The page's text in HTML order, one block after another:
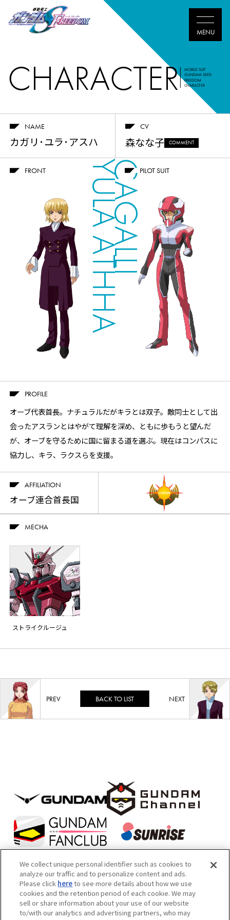
shareshareshare
CHARACTER
MOBILE SUIT
GUNDAM SEED
FREEDOM
CHARACTER
NAME
カガリ･ユラ･アスハ
CV
森なな子 COMMENT
FRONT PILOT SUIT
CAGALLI
YULA ATHHA
PROFILE
オーブ代表首長。ナチュラルだがキラとは双子。敵同士として出
会ったアスランとはやがて理解を深め、ともに歩もうと望んだ
が、オーブを守るために国に留まる道を選ぶ。現在はコンパスに
協力し、キラ、ラクスらを支援。
AFFILIATION
オーブ連合首長国​
MECHA
ストライクルージュ
BACK TO LIST
本サイトは機械翻訳によるテキストが含まれております。あらかじめご
了承ください。
We collect unique personal identifier such as cookies to
analyze our traffic and to personalize content and ads.
Please click hereto see more details about how we use
cookies and the retention period of each cookie. We may
sell or share information about your use of our website
to/with our analytics and advertising partners, who may